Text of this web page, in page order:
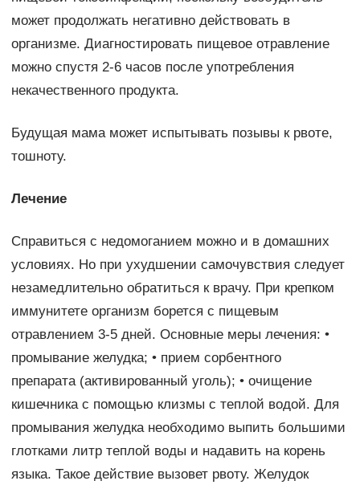
может продолжать негативно действовать в
организме. Диагностировать пищевое отравление
можно спустя 2-6 часов после употребления
некачественного продукта.
Будущая мама может испытывать позывы к рвоте,
тошноту.
Лечение
Справиться с недомоганием можно и в домашних
условиях. Но при ухудшении самочувствия следует
незамедлительно обратиться к врачу. При крепком
иммунитете организм борется с пищевым
отравлением 3-5 дней. Основные меры лечения: •
промывание желудка; • прием сорбентного
препарата (активированный уголь); • очищение
кишечника с помощью клизмы с теплой водой. Для
промывания желудка необходимо выпить большими
глотками литр теплой воды и надавить на корень
языка. Такое действие вызовет рвоту. Желудок